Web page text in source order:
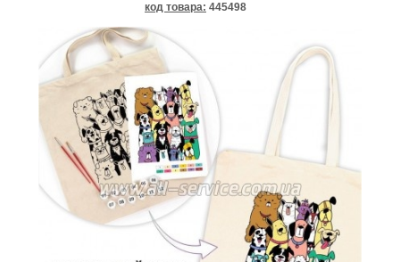
код товара: 445498